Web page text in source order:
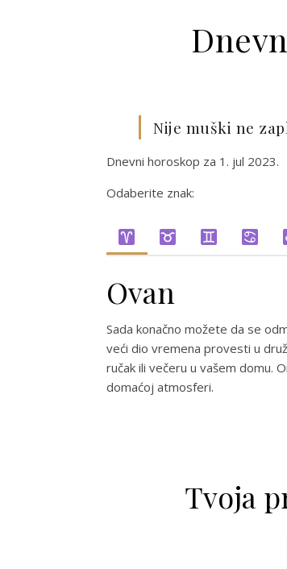
Nije muški ne
Dnevni horoskop za 1. jul 2023.
Odaberite znak:
Ovan
Sada konačno možete da se
veći dio vremena provesti u
ručak ili večeru u vašem domu.
domaćoj atmosferi.
Tvoja